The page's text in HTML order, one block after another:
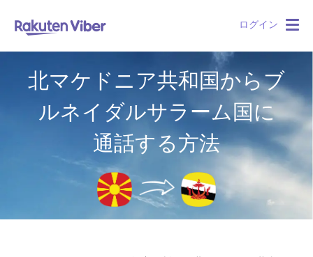
ログイン
北マケドニア共和国からブ
ルネイダルサラーム国に
通話する方法